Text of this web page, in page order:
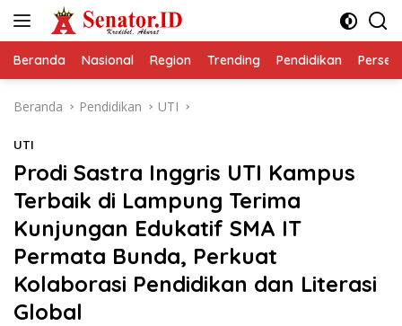
Beranda Nasional Region Trending Pendidikan
Beranda Pendidikan UTI
UTI
Prodi Sastra Inggris UTI Kampus
Terbaik di Lampung Terima
Kunjungan Edukatif SMA IT
Permata Bunda, Perkuat
Kolaborasi Pendidikan dan Literasi
Global